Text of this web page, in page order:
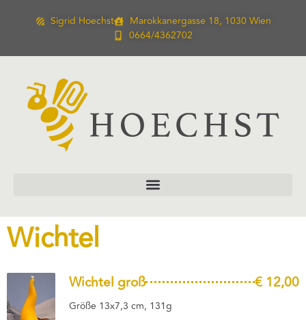
Sigrid Hoechst
Marokkanergasse 18, 1030 Wien
0664/4362702
Wichtel
Wichtel groß € 12,00
Größe 13x7,3 cm, 131g